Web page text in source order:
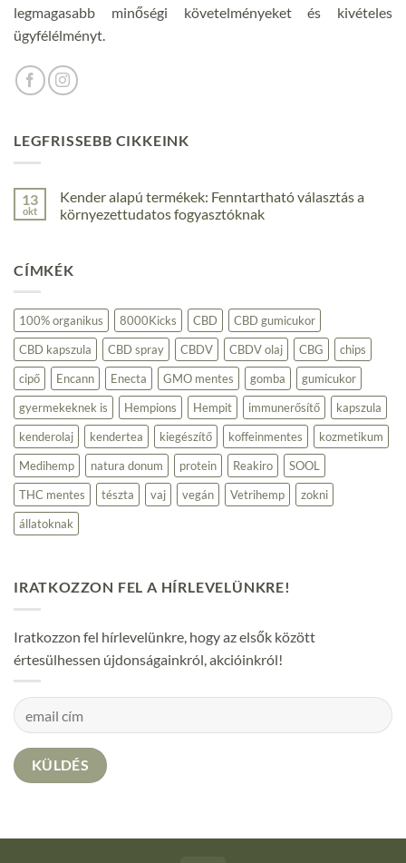
legmagasabb minőségi követelményeket és kivételes
ügyfélélményt.
LEGFRISSEBB CIKKEINK
13
okt
Kender alapú termékek: Fenntartható választás a
környezettudatos fogyasztóknak
Kender
alapú
választás
a
környezettudatos
fogyasztóknak
bejegyzéshez
CÍMKÉK
100% organikus 8000Kicks CBD
CBD gumicukor
CBD kapszula
CBD spray CBDV CBDV olaj CBG
chips
cipő
Encann Enecta GMO mentes gomba
gumicukor
gyermekeknek is
Hempions Hempit immunerősítő
kapszula
kenderolaj
kendertea kiegészítő koffeinmentes
kozmetikum
Medihemp
natura donum protein Reakiro
SOOL
THC mentes
tészta vaj vegán Vetrihemp
zokni
állatoknak
IRATKOZZON FEL A HÍRLEVELÜNKRE!
Iratkozzon fel hírlevelünkre, hogy az elsők között
értesülhessen újdonságainkról, akcióinkról!